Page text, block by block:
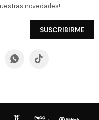
novedades!
SUSCRIBIRME
 